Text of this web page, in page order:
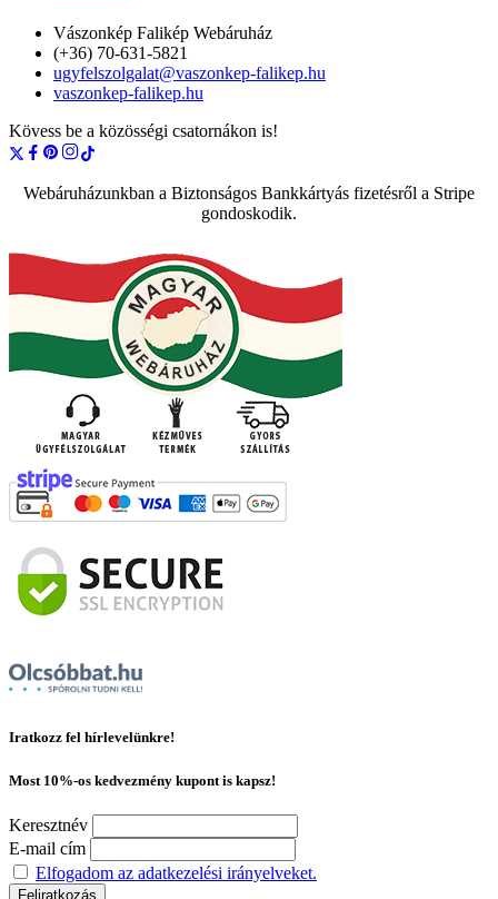
Vászonkép Falikép Webáruház
(+36) 70-631-5821
ugyfelszolgalat@vaszonkep-falikep.hu
vaszonkep-falikep.hu
Kövess be a közösségi csatornákon is!
Webáruházunkban a Biztonságos Bankkártyás fizetésről a Stripe
gondoskodik.
Iratkozz fel hírlevelünkre!
Most 10%-os kedvezmény kupont is kapsz!
Keresztnév
E-mail cím
Elfogadom az adatkezelési irányelveket.